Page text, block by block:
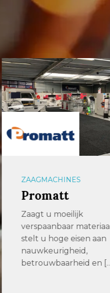
ZAAGMACHINES
Promatt
Zaagt u moeilijk
verspaanbaar materiaal of
stelt u hoge eisen aan
nauwkeurigheid,
betrouwbaarheid en […]